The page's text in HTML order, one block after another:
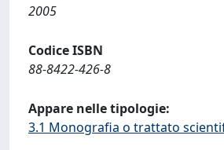
2005
Codice ISBN
88-8422-426-8
Appare nelle tipologie:
3.1 Monografia o trattato